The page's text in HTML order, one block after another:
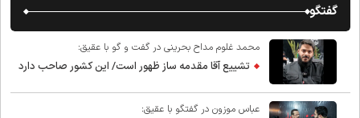
گفتگو
محمد غلوم مداح بحرینی در گفت و گو با عقیق:
تشییع آقا مقدمه ساز ظهور است/ این کشور صاحب دارد
عباس موزون در گفتگو با عقیق: